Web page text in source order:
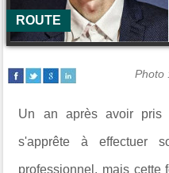
ROUTE
Photo
Un an après avoir pris
s'apprête à effectuer
professionnel, mais cette